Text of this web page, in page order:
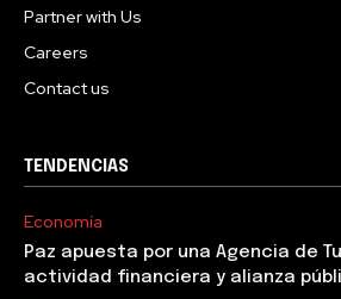
Partner with Us
Careers
Contact us
TENDENCIAS
Economía
Paz apuesta por una Agencia de
actividad financiera y alianza